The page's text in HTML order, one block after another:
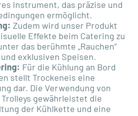
Instrument, das präzise und
ermöglicht.
Zudem wird unser Produkt
Effekte beim Catering zu
das berühmte „Rauchen“
exklusiven Speisen.
Für die Kühlung an Bord
stellt Trockeneis eine
dar. Die Verwendung von
gewährleistet die
der Kühlkette und eine